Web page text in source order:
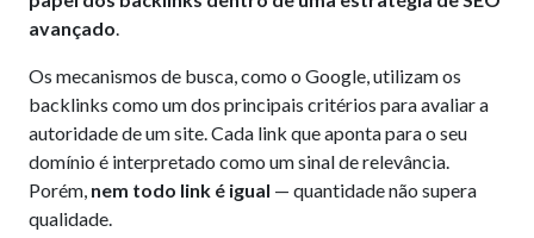
avançado.
Os mecanismos de busca, como o Google, utilizam os
backlinks como um dos principais critérios para avaliar a
autoridade de um site. Cada link que aponta para o seu
domínio é interpretado como um sinal de relevância.
Porém, nem todo link é igual — quantidade não supera
qualidade.